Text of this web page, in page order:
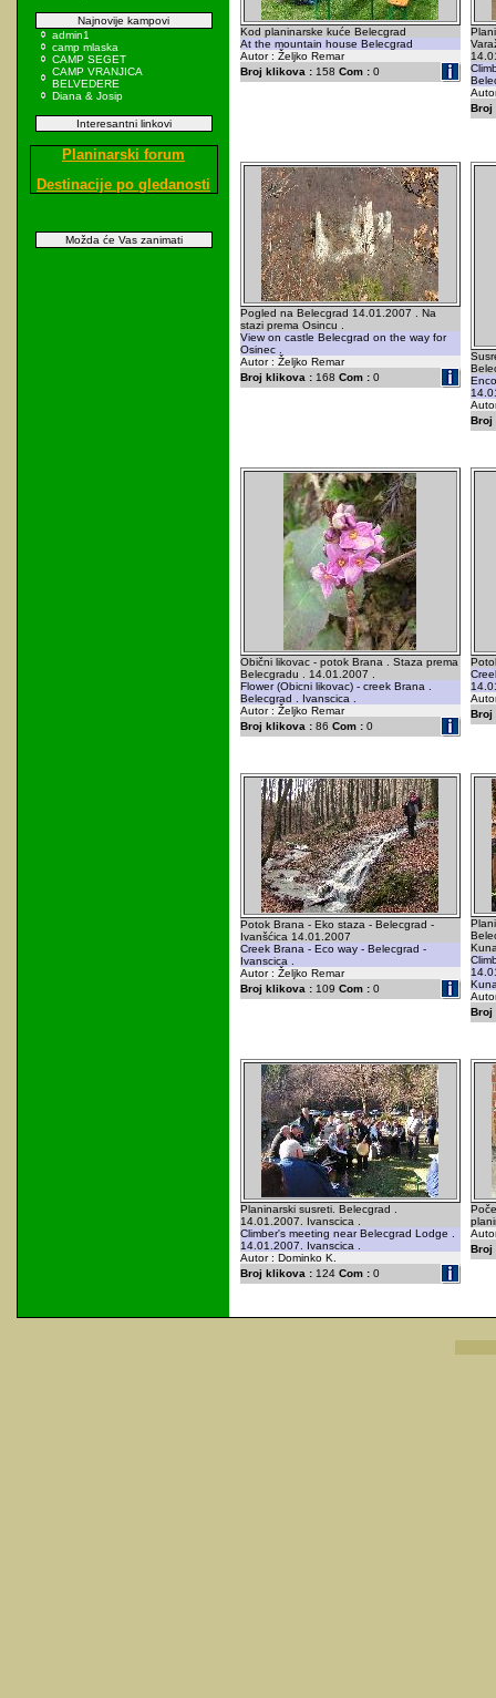
Najnovije kampovi
admin1
camp mlaska
CAMP SEGET
CAMP VRANJICA
BELVEDERE
Diana & Josip
Interesantni linkovi
Planinarski forum
Destinacije po gledanosti
Možda će Vas zanimati
Kod planinarske kuće Belecgrad
At the mountain house Belecgrad
Autor : Željko Remar
Broj klikova :158 Com :0
Broj
Pogled na Belecgrad 14.01.2007 . Na
stazi prema Osincu .
View on castle Belecgrad on the way for
Osinec .
Autor : Željko Remar
Broj klikova :168 Com :0
Broj
Obični likovac - potok Brana . Staza prema
Belecgradu . 14.01.2007 .
Flower (Obicni likovac) - creek Brana .
Belecgrad . Ivanscica .
Autor : Željko Remar
Broj klikova :86 Com :0
Broj
Potok Brana - Eko staza - Belecgrad -
Ivanšćica 14.01.2007
Creek Brana - Eco way - Belecgrad -
Ivanscica .
Autor : Željko Remar
Broj klikova :109 Com :0
Broj
Planinarski susreti. Belecgrad .
14.01.2007. Ivanscica .
Climber's meeting near Belecgrad Lodge .
14.01.2007. Ivanscica .
Autor : Dominko K.
Broj klikova :124 Com :0
Broj